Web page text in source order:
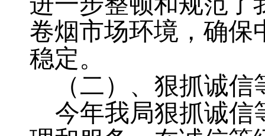
卷烟市场环境，确保
稳定。
（二）、狠抓诚
今年我局狠抓诚信